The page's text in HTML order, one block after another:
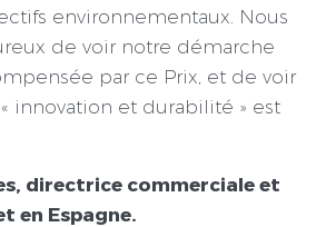
environnementaux. Nous
de voir notre démarche
par ce Prix, et de voir
innovation et durabilité » est
directrice commerciale et
en Espagne.